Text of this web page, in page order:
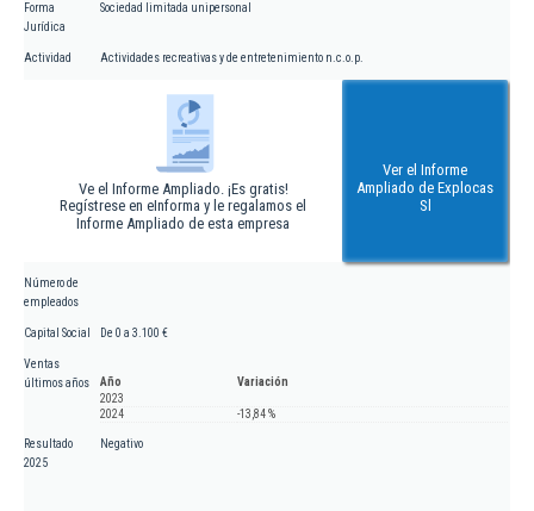
Forma
Jurídica
Sociedad limitada unipersonal
Actividad Actividades recreativas y de entretenimiento n.c.o.p.
Ve el Informe Ampliado. ¡Es gratis!
Regístrese en eInforma y le regalamos el
Informe Ampliado de esta empresa
Ver el Informe
Ampliado de Explocas
Sl
Número de
empleados
Capital Social De 0 a 3.100 €
Ventas
últimos años
Año
Variación
2023
2024
-13,84 %
Resultado
2025
Negativo